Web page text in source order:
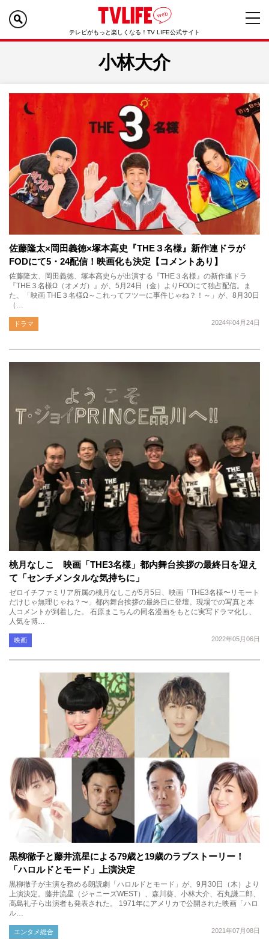
テレビがもっと楽しくなる！TV LIFE公式サイト
小林大介
佐藤隆太×岡田義徳×塚本高史『THE３名様』新作連ドラが
FODにて5・24配信！映画化も決定【コメントあり】
佐藤隆太、岡田義徳、塚本高史らが出演する『THE３名様』の新作連ドラ
『THE３名様Ω（オメガ）』が、5月24日（金）よりFODにて独占配信。ま
た、「映画 THE３名様Ω～これってフツーに事件じゃね？！～」が、8月30日
（…
2024年04月24日
ドラマ
桃月なしこ 映画「THE3名様」都内舞台挨拶の最終日を迎え
て「センチメンタルな気持ちに」
ゼロイチファミリア所属の桃月なしこが5月5日、映画「THE3名様〜リモート
だけじゃ無理じゃね？〜」都内舞台挨拶の最終日に登壇。現場での写真と本
人コメントが到着した。 石原まこちんの同名漫画をもとに実写ドラマ化し、
人気を博…
2022年05月06日
映画
黒柳徹子と藤井流星による79歳と19歳のラブストーリー！
「ハロルドとモード」上演決定
黒柳徹子が主演を務める朗読劇「ハロルドとモード」が、9月30日（木）より
上演決定。藤井流星（ジャニーズWEST）、森川葵、小林大介、石丸謙二郎、
高島礼子ら出演者も発表された。 1971年にアメリカで公開された映画「ハロ
ル…
2021年07月08日
エンタメ総合